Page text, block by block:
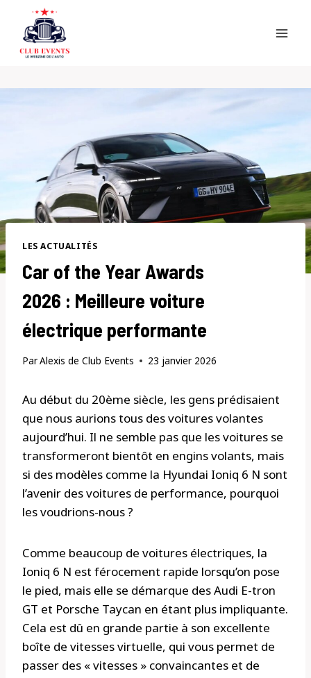
content
LES ACTUALITÉS
Car of the Year Awards
2026 : Meilleure voiture
électrique performante
ParAlexis de Club Events 23 janvier 2026
Au début du 20ème siècle, les gens prédisaient
que nous aurions tous des voitures volantes
aujourd’hui. Il ne semble pas que les voitures se
transformeront bientôt en engins volants, mais
si des modèles comme la Hyundai Ioniq 6 N sont
l’avenir des voitures de performance, pourquoi
les voudrions-nous ?
Comme beaucoup de voitures électriques, la
Ioniq 6 N est férocement rapide lorsqu’on pose
le pied, mais elle se démarque des Audi E-tron
GT et Porsche Taycan en étant plus impliquante.
Cela est dû en grande partie à son excellente
boîte de vitesses virtuelle, qui vous permet de
passer des « vitesses » convaincantes et de